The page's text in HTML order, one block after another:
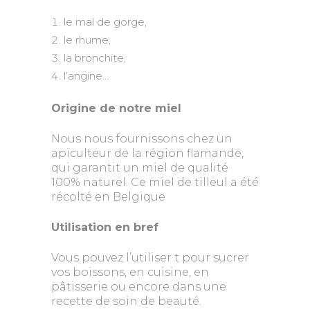
le mal de gorge,
le rhume,
la bronchite,
l’angine…
Origine de notre miel
Nous nous fournissons chez un
apiculteur de la région flamande,
qui garantit un miel de qualité
100% naturel. Ce miel de tilleul a été
récolté en Belgique
Utilisation en bref
Vous pouvez l’utiliser t pour sucrer
vos boissons, en cuisine, en
pâtisserie ou encore dans une
recette de soin de beauté.